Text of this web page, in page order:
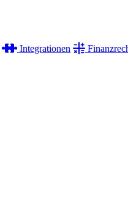
Integrationen